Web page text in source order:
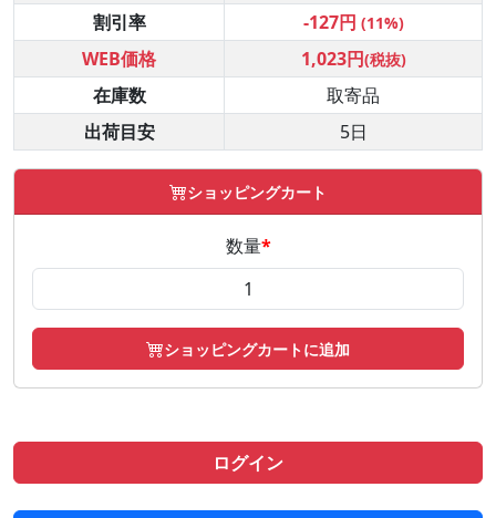
割引率 -127円 (11%)
WEB価格 1,023円(税抜)
在庫数
取寄品
出荷目安
5日
ショッピングカート
数量*
ショッピングカートに追加
ログイン